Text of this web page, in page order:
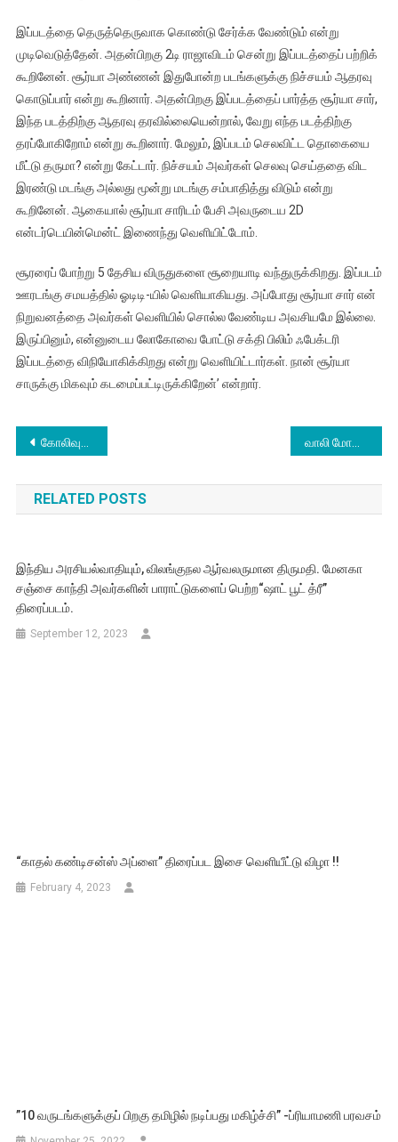
இப்படத்தை தெருத்தெருவாக கொண்டு சேர்க்க வேண்டும் என்று
முடிவெடுத்தேன். அதன்பிறகு 2டி ராஜாவிடம் சென்று இப்படத்தைப் பற்றிக்
கூறினேன். சூர்யா அண்ணன் இதுபோன்ற படங்களுக்கு நிச்சயம் ஆதரவு
கொடுப்பார் என்று கூறினார். அதன்பிறகு இப்படத்தைப் பார்த்த சூர்யா சார்,
இந்த படத்திற்கு ஆதரவு தரவில்லையென்றால், வேறு எந்த படத்திற்கு
தரப்போகிறோம் என்று கூறினார். மேலும், இப்படம் செலவிட்ட தொகையை
மீட்டு தருமா? என்று கேட்டார். நிச்சயம் அவர்கள் செலவு செய்ததை விட
இரண்டு மடங்கு அல்லது மூன்று மடங்கு சம்பாதித்து விடும் என்று
கூறினேன். ஆகையால் சூர்யா சாரிடம் பேசி அவருடைய 2D
என்டர்டெயின்மென்ட் இணைந்து வெளியிட்டோம்.
சூரரைப் போற்று 5 தேசிய விருதுகளை சூறையாடி வந்துருக்கிறது. இப்படம்
ஊரடங்கு சமயத்தில் ஓடிடி-யில் வெளியாகியது. அப்போது சூர்யா சார் என்
நிறுவனத்தை அவர்கள் வெளியில் சொல்ல வேண்டிய அவசியமே இல்லை.
இருப்பினும், என்னுடைய லோகோவை போட்டு சக்தி பிலிம் ஃபேக்டரி
இப்படத்தை விநியோகிக்கிறது என்று வெளியிட்டார்கள். நான் சூர்யா
சாருக்கு மிகவும் கடமைப்பட்டிருக்கிறேன்’ என்றார்.
Post
navigation
கோலிவுட் முதல் பாலிவுட் வரை பல முன்னணி பல படங்களில் பணியாற்றிய நடன இயக்குநர்கள் ஷோபி மாஸ்டர் மற்று லலிதா ஷோபி மாஸ்டர் தம்பதியருக்கு இரண்டாவது குழந்தை பிறந்துள்ளது.
RELATED POSTS
இந்திய அரசியல்வாதியும், விலங்குநல ஆர்வலருமான திருமதி. மேனகா
சஞ்சை காந்தி அவர்களின் பாராட்டுகளைப் பெற்ற“ஷாட் பூட் த்ரீ”
திரைப்படம்.
September 12, 2023
“காதல் கண்டிசன்ஸ் அப்ளை” திரைப்பட இசை வெளியீட்டு விழா !!
February 4, 2023
”10 வருடங்களுக்குப் பிறகு தமிழில் நடிப்பது மகிழ்ச்சி” -ப்ரியாமணி பரவசம்